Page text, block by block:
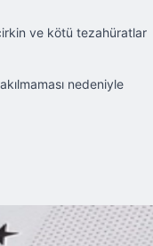
ve kötü tezahüratlar
nedeniyle